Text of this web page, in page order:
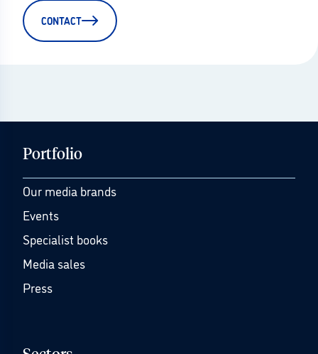
CONTACT
Portfolio
Our media brands
Events
Specialist books
Media sales
Press